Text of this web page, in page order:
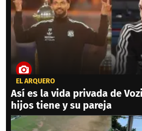
EL ARQUERO
Así es la vida privada de
hijos tiene y su pareja